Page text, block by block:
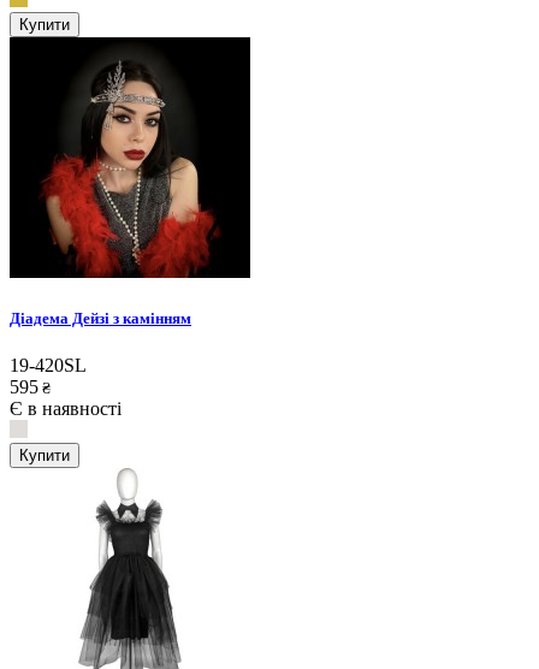
Купити
Діадема Дейзі з камінням
19-420SL
595 ₴
Є в наявності
Купити